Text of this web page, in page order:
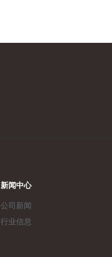
新闻中心
公司新闻
行业信息